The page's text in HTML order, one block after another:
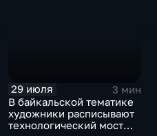
29 июля
3 мин
В байкальской тематике
художники расписывают
технологический мост